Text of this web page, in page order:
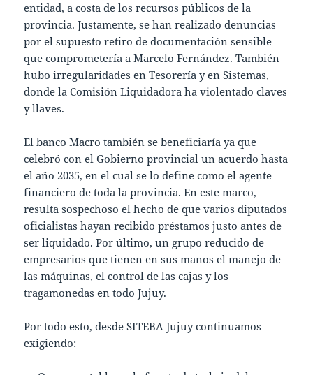
entidad, a costa de los recursos públicos de la
provincia. Justamente, se han realizado denuncias
por el supuesto retiro de documentación sensible
que comprometería a Marcelo Fernández. También
hubo irregularidades en Tesorería y en Sistemas,
donde la Comisión Liquidadora ha violentado claves
y llaves.
El banco Macro también se beneficiaría ya que
celebró con el Gobierno provincial un acuerdo hasta
el año 2035, en el cual se lo define como el agente
financiero de toda la provincia. En este marco,
resulta sospechoso el hecho de que varios diputados
oficialistas hayan recibido préstamos justo antes de
ser liquidado. Por último, un grupo reducido de
empresarios que tienen en sus manos el manejo de
las máquinas, el control de las cajas y los
tragamonedas en todo Jujuy.
Por todo esto, desde SITEBA Jujuy continuamos
exigiendo: